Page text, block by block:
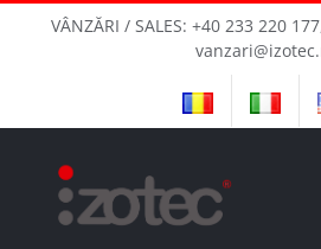
VÂNZĂRI / SALES: +40 233 220